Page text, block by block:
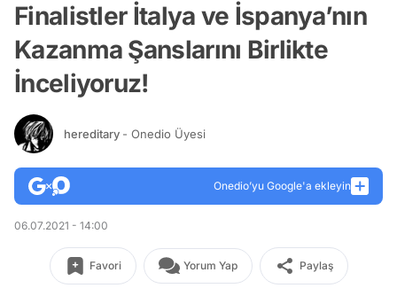
Finalistler İtalya ve İspanya’nın
Kazanma Şanslarını Birlikte
İnceliyoruz!
hereditary - Onedio Üyesi
Onedio’yu Google'a ekleyin
06.07.2021 - 14:00
Favori Yorum Yap Paylaş